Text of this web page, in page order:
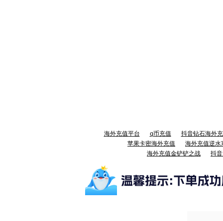
海外充值平台 q币充值
抖音钻石海外
苹果卡密海外充值
海外充值逆水
海外充值金铲铲之战
抖